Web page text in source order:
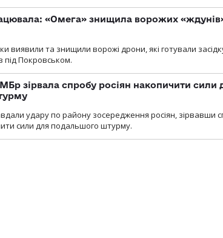
«Омега» знищила ворожих
виявили та знищили ворожі дрони, які готували
під Покровськом.
зірвала спробу росіян накопичити сили
удару по району зосередження росіян, зірвавши
сили для подальшого штурму.